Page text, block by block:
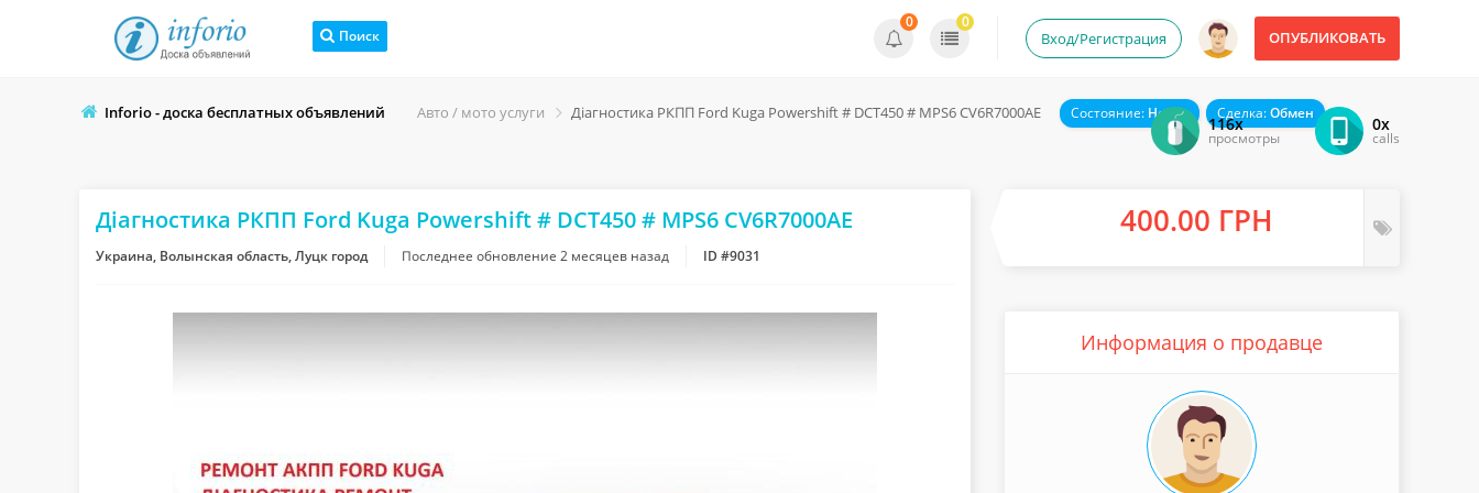
Поиск ОПУБЛИКОВАТЬ
Вход/Регистрация
0 0
Inforio - доска бесплатных объявлений Авто / мото услуги Діагностика РКПП Ford Kuga Powershift # DCT450 # MPS6 CV6R7000AE Состояние: Новое Сделка:Обмен
0x
calls
116x
просмотры
Діагностика РКПП Ford Kuga Powershift # DCT450 # MPS6 CV6R7000AE
Украина, Волынская область, Луцк город Последнее обновление 2 месяцев назад ID #9031
400.00 ГРН
Информация о продавце